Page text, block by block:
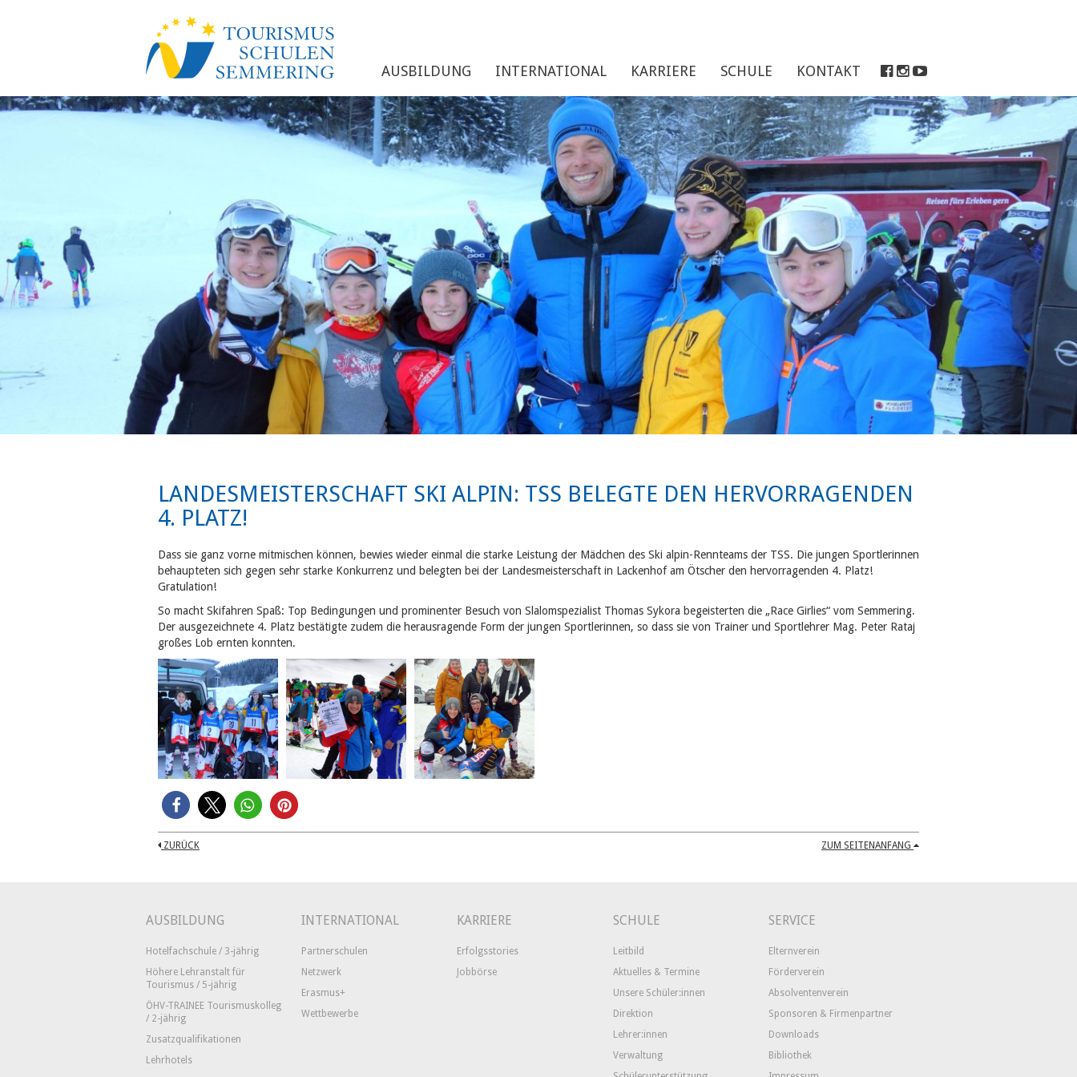
AUSBILDUNG INTERNATIONAL KARRIERE SCHULE KONTAKT
LANDESMEISTERSCHAFT SKI ALPIN: TSS BELEGTE DEN HERVORRAGENDEN
4. PLATZ!
Dass sie ganz vorne mitmischen können, bewies wieder einmal die starke Leistung der Mädchen des Ski alpin-Rennteams der TSS. Die jungen Sportlerinnen
behaupteten sich gegen sehr starke Konkurrenz und belegten bei der Landesmeisterschaft in Lackenhof am Ötscher den hervorragenden 4. Platz!
Gratulation!
So macht Skifahren Spaß: Top Bedingungen und prominenter Besuch von Slalomspezialist Thomas Sykora begeisterten die „Race Girlies“ vom Semmering.
Der ausgezeichnete 4. Platz bestätigte zudem die herausragende Form der jungen Sportlerinnen, so dass sie von Trainer und Sportlehrer Mag. Peter Rataj
großes Lob ernten konnten.
ZURÜCK ZUM SEITENANFANG
AUSBILDUNG
Hotelfachschule / 3-jährig
Höhere Lehranstalt für
Tourismus / 5-jährig
ÖHV-TRAINEE Tourismuskolleg
/ 2-jährig
Zusatzqualifikationen
Lehrhotels
INTERNATIONAL
Partnerschulen
Netzwerk
Erasmus+
Wettbewerbe
KARRIERE
Erfolgsstories
Jobbörse
SCHULE
Leitbild
Aktuelles & Termine
Unsere Schüler:innen
Direktion
Lehrer:innen
Verwaltung
SERVICE
Elternverein
Förderverein
Absolventenverein
Sponsoren & Firmenpartner
Downloads
Bibliothek